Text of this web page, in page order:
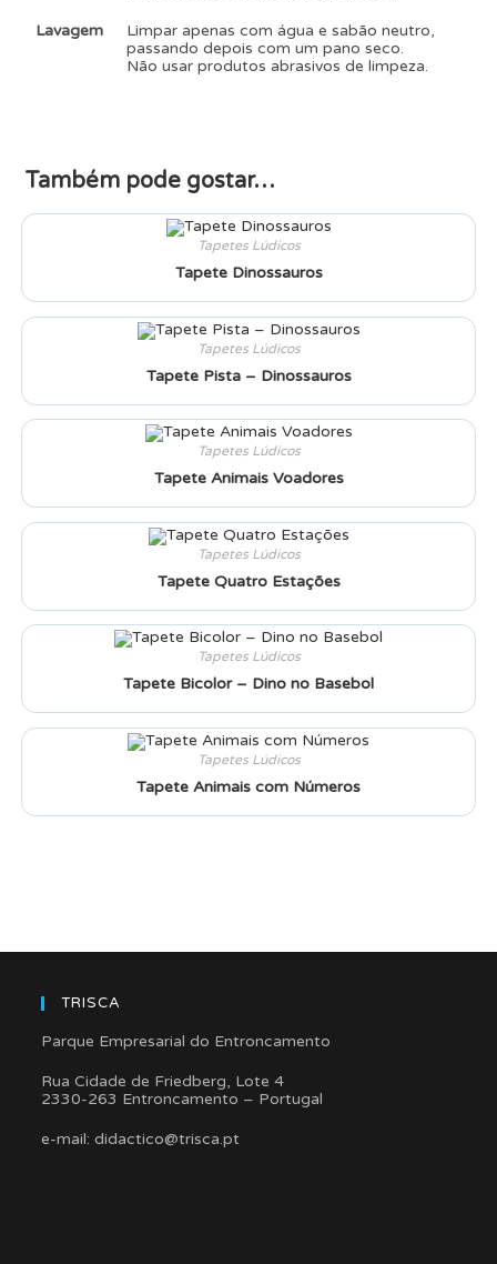
Lavagem
Limpar apenas com água e sabão neutro,
passando depois com um pano seco.
Não usar produtos abrasivos de limpeza.
Também pode gostar…
Tapetes Lúdicos
Tapete Dinossauros
Tapetes Lúdicos
Tapete Pista – Dinossauros
Tapetes Lúdicos
Tapete Animais Voadores
Tapetes Lúdicos
Tapete Quatro Estações
Tapetes Lúdicos
Tapete Bicolor – Dino no Basebol
Tapetes Lúdicos
Tapete Animais com Números
TRISCA
Parque Empresarial do Entroncamento
Rua Cidade de Friedberg, Lote 4
2330-263 Entroncamento – Portugal
e-mail: didactico@trisca.pt